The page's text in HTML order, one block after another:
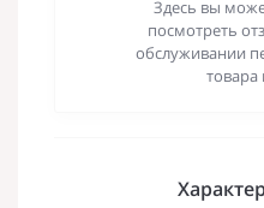
Здесь вы
посмотреть
обслуживании
товара